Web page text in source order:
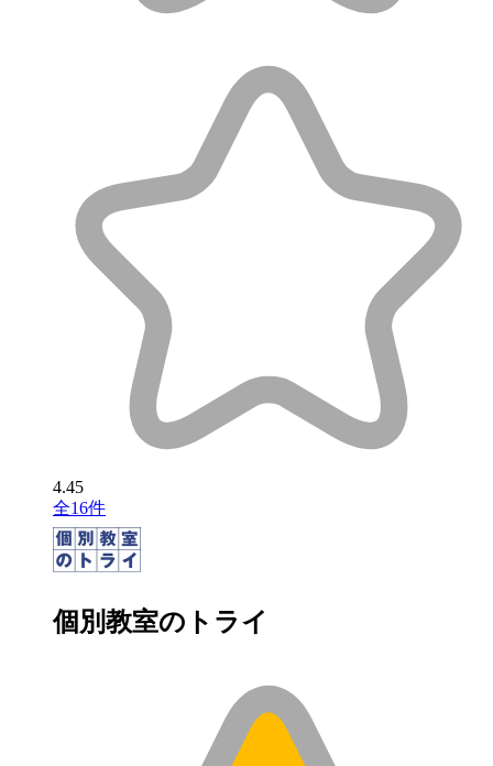
4.45
全16件
個別教室のトライ